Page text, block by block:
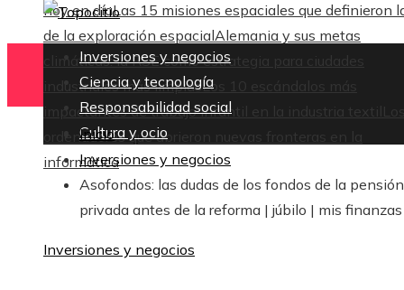
hoy en díaLas 15 misiones espaciales que definieron
de la exploración espacialAlemania y sus metas
climáticas: la RSE como estrategia para ciudades
industriales más limpiasLos 10 escándalos más
impactantes de trabajo infantil en la industria textil
ordenadores que abrieron nuevas fronteras en la
informática
Inversiones y negocios
Ciencia y tecnología
Responsabilidad social
Cultura y ocio
Inicio
Inversiones y negocios
Asofondos: las dudas de los fondos de la pensión
privada antes de la reforma | júbilo | mis finanzas
Inversiones y negocios